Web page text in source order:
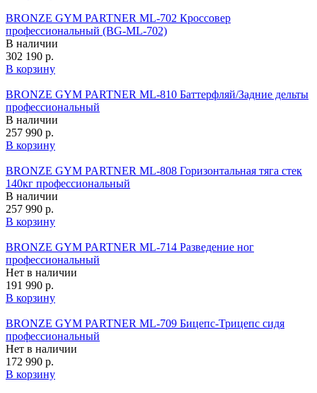
BRONZE GYM PARTNER ML-702 Кроссовер
профессиональный (BG‑ML‑702)
В наличии
302 190 р.
В корзину
BRONZE GYM PARTNER ML-810 Баттерфляй/Задние дельты
профессиональный
В наличии
257 990 р.
В корзину
BRONZE GYM PARTNER ML-808 Горизонтальная тяга стек
140кг профессиональный
В наличии
257 990 р.
В корзину
BRONZE GYM PARTNER ML-714 Разведение ног
профессиональный
Нет в наличии
191 990 р.
В корзину
BRONZE GYM PARTNER ML-709 Бицепс-Трицепс сидя
профессиональный
Нет в наличии
172 990 р.
В корзину